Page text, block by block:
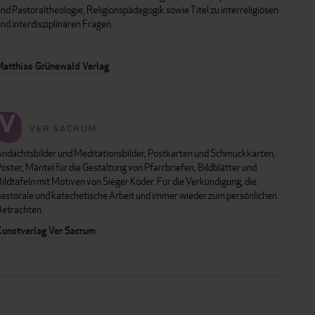
Pastoraltheologie, Religionspädagogik sowie Titel zu interreligiösen
interdisziplinären Fragen.
Grünewald Verlag
und Meditationsbilder, Postkarten und Schmuckkarten,
Mäntel für die Gestaltung von Pfarrbriefen, Bildblätter und
mit Motiven von Sieger Köder. Für die Verkündigung, die
und katechetische Arbeit und immer wieder zum persönlichen
Ver Sacrum